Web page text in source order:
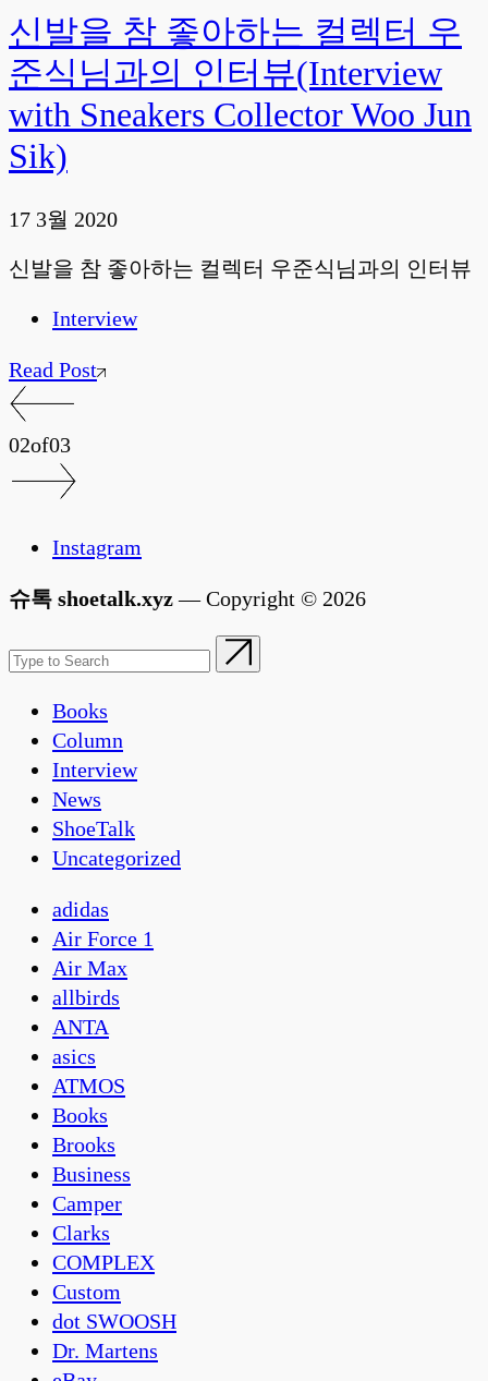
신발을 참 좋아하는 컬렉터 우
준식님과의 인터뷰(Interview
with Sneakers Collector Woo Jun
Sik)
17 3월 2020
신발을 참 좋아하는 컬렉터 우준식님과의 인터뷰
Interview
Read Post
02of03
Instagram
슈톡 shoetalk.xyz— Copyright © 2026
Books
Column
Interview
News
ShoeTalk
Uncategorized
adidas
Air Force 1
Air Max
allbirds
ANTA
asics
ATMOS
Books
Brooks
Business
Camper
Clarks
COMPLEX
Custom
dot SWOOSH
Dr. Martens